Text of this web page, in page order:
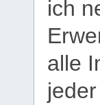
ich
alle